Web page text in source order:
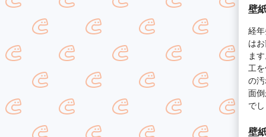
壁
経
は
ま
工
の
面
で
壁